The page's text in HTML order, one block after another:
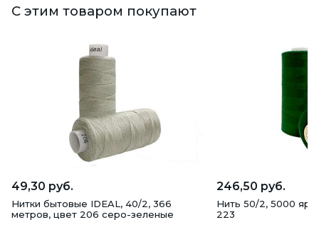
С этим товаром покупают
49,30 руб.
Нитки бытовые IDEAL, 40/2, 366
метров, цвет 206 серо-зеленые
246,50 руб.
Нить 50/2, 5000
223